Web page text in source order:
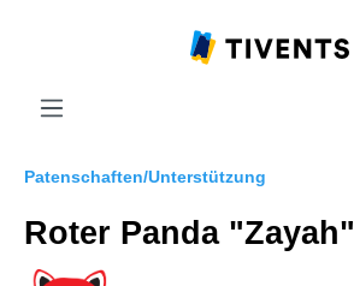
Patenschaften/Unterstützung
Roter Panda "Zayah"